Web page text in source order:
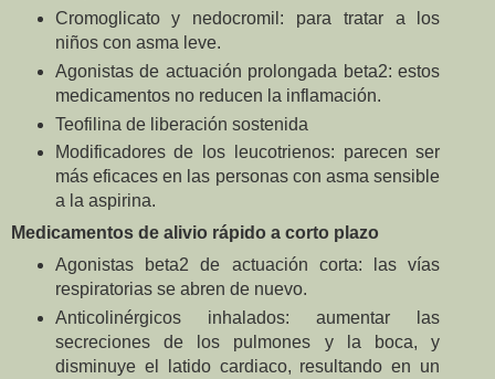
Cromoglicato y nedocromil: para tratar a los
niños con asma leve.
Agonistas de actuación prolongada beta2: estos
medicamentos no reducen la inflamación.
Teofilina de liberación sostenida
Modificadores de los leucotrienos: parecen ser
más eficaces en las personas con asma sensible
a la aspirina.
Medicamentos de alivio rápido a corto plazo
Agonistas beta2 de actuación corta: las vías
respiratorias se abren de nuevo.
Anticolinérgicos inhalados: aumentar las
secreciones de los pulmones y la boca, y
disminuye el latido cardiaco, resultando en un